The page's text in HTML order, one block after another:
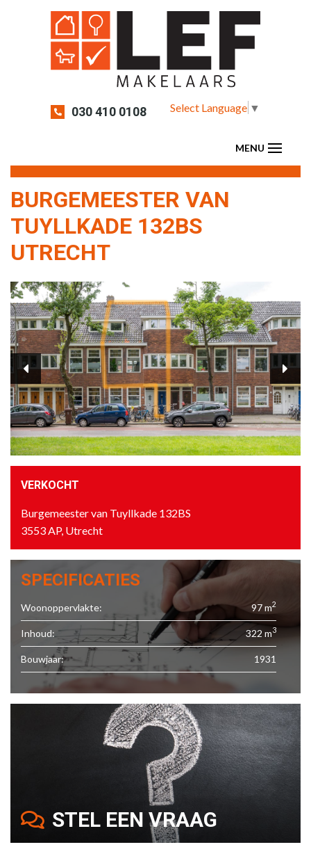
030 410 0108 Select Language ▼
BURGEMEESTER VAN
TUYLLKADE 132BS
UTRECHT
VERKOCHT
Burgemeester van Tuyllkade 132BS
3553 AP, Utrecht
SPECIFICATIES
Woonoppervlakte: 97 m2
Inhoud: 322 m3
Bouwjaar: 1931
STEL EEN VRAAG